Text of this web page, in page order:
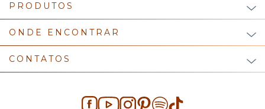
PRODUTOS
ONDE ENCONTRAR
CONTATOS